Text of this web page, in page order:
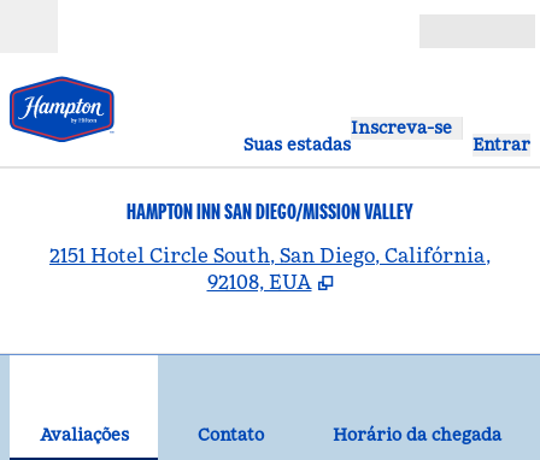
Suas estadas
Inscreva-se
Entrar
HAMPTON INN SAN DIEGO/MISSION VALLEY
2151 Hotel Circle South, San Diego, Califórnia,
92108, EUA
Avaliações Contato
Horário da chegada